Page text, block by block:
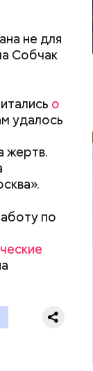
не для
Собчак
о
удалось
жертв.
по
тысяч
нужны